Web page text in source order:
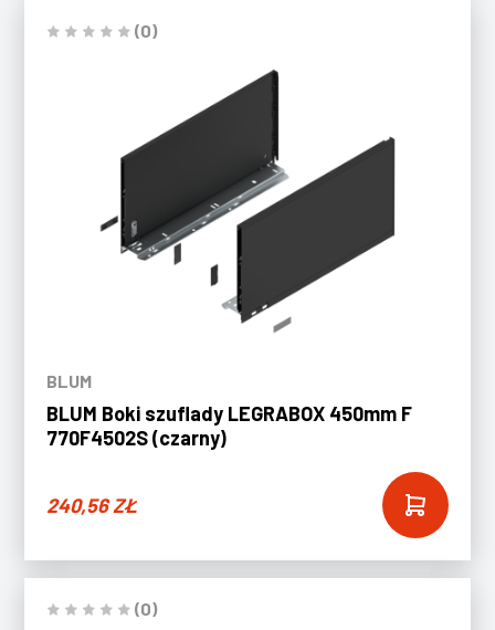
(0)
BLUM
BLUM Boki szuflady LEGRABOX 450mm F
770F4502S (czarny)
240,56ZŁ
(0)